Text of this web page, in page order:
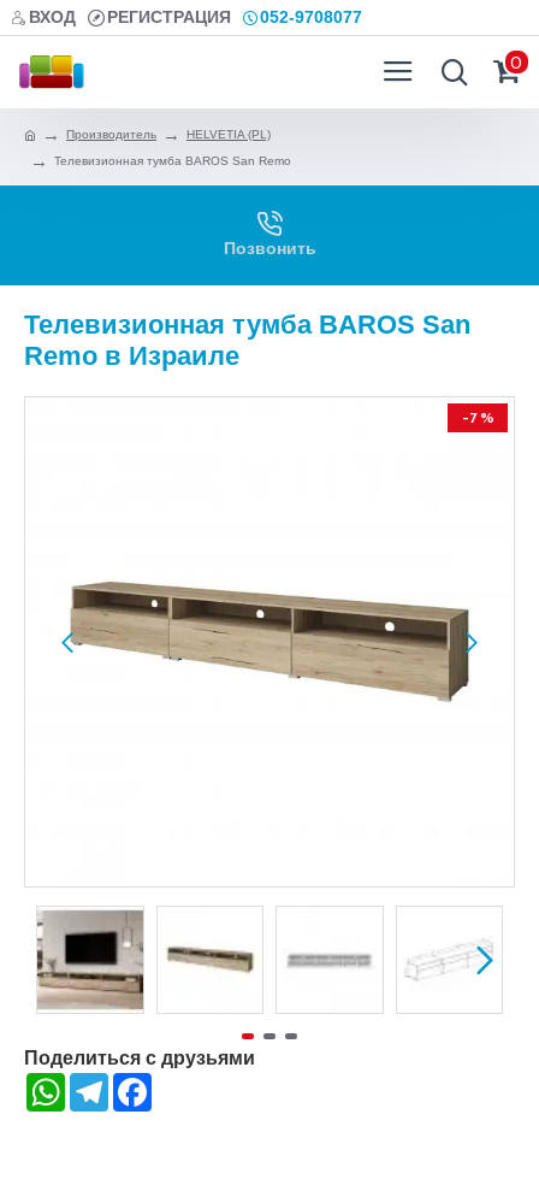
ВХОД РЕГИСТРАЦИЯ 052-9708077
0
Производитель
HELVETIA (PL)
Телевизионная тумба BAROS San Remo
Позвонить
Телевизионная тумба BAROS San
Remo в Израиле
-7 %
Поделиться с друзьями
WhatsAppTelegram